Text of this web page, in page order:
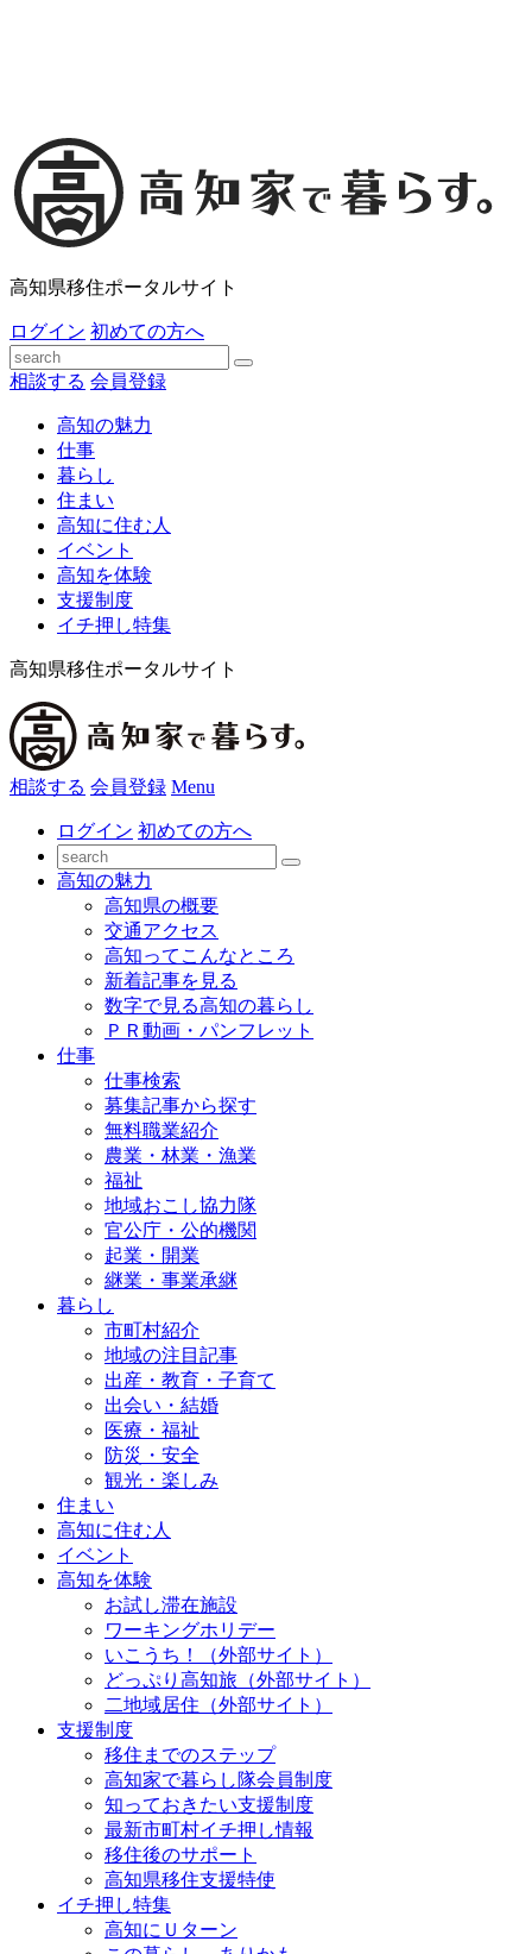
高知県移住ポータルサイト
ログイン 初めての方へ
相談する 会員登録
高知の魅力
仕事
暮らし
住まい
高知に住む人
イベント
高知を体験
支援制度
イチ押し特集
高知県移住ポータルサイト
相談する 会員登録 Menu
ログイン 初めての方へ
高知の魅力
高知県の概要
交通アクセス
高知ってこんなところ
新着記事を見る
数字で見る高知の暮らし
ＰＲ動画・パンフレット
仕事
仕事検索
募集記事から探す
無料職業紹介
農業・林業・漁業
福祉
地域おこし協力隊
官公庁・公的機関
起業・開業
継業・事業承継
暮らし
市町村紹介
地域の注目記事
出産・教育・子育て
出会い・結婚
医療・福祉
防災・安全
観光・楽しみ
住まい
高知に住む人
イベント
高知を体験
お試し滞在施設
ワーキングホリデー
いこうち！（外部サイト）
どっぷり高知旅（外部サイト）
二地域居住（外部サイト）
支援制度
移住までのステップ
高知家で暮らし隊会員制度
知っておきたい支援制度
最新市町村イチ押し情報
移住後のサポート
高知県移住支援特使
イチ押し特集
高知にＵターン